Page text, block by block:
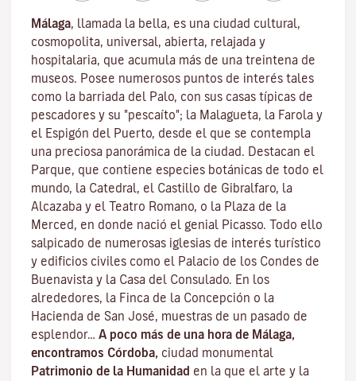
Málaga, llamada la bella, es una ciudad cultural,
cosmopolita, universal, abierta, relajada y
hospitalaria, que acumula más de una treintena de
museos. Posee numerosos puntos de interés tales
como la barriada del Palo, con sus casas típicas de
pescadores y su "pescaíto"; la Malagueta, la Farola y
el Espigón del Puerto, desde el que se contempla
una preciosa panorámica de la ciudad. Destacan el
Parque, que contiene especies botánicas de todo el
mundo, la Catedral, el Castillo de Gibralfaro, la
Alcazaba y el Teatro Romano, o la Plaza de la
Merced, en donde nació el genial Picasso. Todo ello
salpicado de numerosas iglesias de interés turístico
y edificios civiles como el Palacio de los Condes de
Buenavista y la Casa del Consulado. En los
alrededores, la Finca de la Concepción o la
Hacienda de San José, muestras de un pasado de
esplendor… A poco más de una hora de Málaga,
encontramos Córdoba, ciudad monumental
Patrimonio de la Humanidad en la que el arte y la